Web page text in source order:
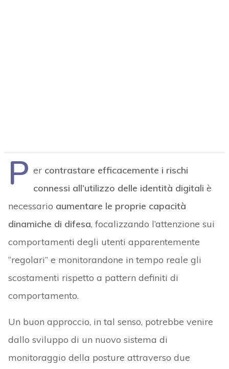
P er contrastare efficacemente i rischi
connessi all’utilizzo delle identità digitali è
necessario aumentare le proprie capacità
dinamiche di difesa, focalizzando l’attenzione sui
comportamenti degli utenti apparentemente
“regolari” e monitorandone in tempo reale gli
scostamenti rispetto a pattern definiti di
comportamento.
Un buon approccio, in tal senso, potrebbe venire
dallo sviluppo di un nuovo sistema di
monitoraggio della posture attraverso due